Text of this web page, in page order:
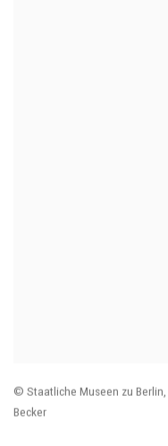
© Staatliche Museen zu Berlin,
Becker